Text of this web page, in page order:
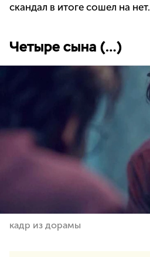
скандал в итоге сошел на нет.
Четыре сына (…)
кадр из дорамы